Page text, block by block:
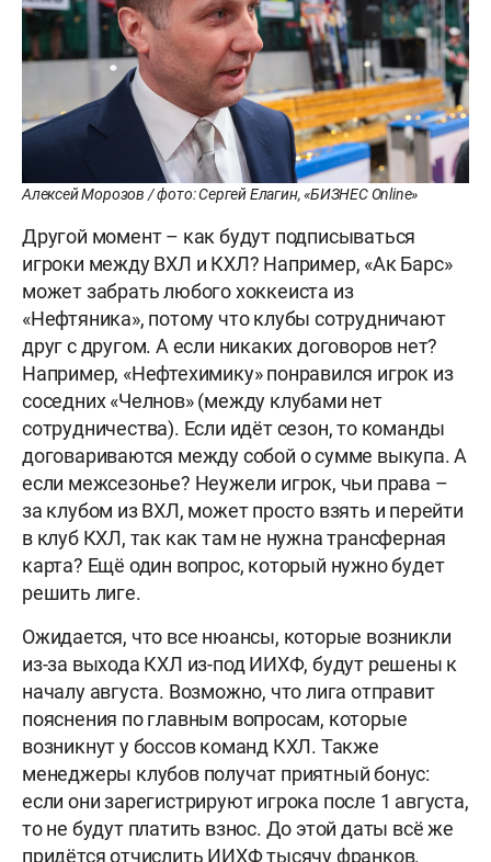
Алексей Морозов / фото: Сергей Елагин, «БИЗНЕС Online»
Другой момент – как будут подписываться
игроки между ВХЛ и КХЛ? Например, «Ак Барс»
может забрать любого хоккеиста из
«Нефтяника», потому что клубы сотрудничают
друг с другом. А если никаких договоров нет?
Например, «Нефтехимику» понравился игрок из
соседних «Челнов» (между клубами нет
сотрудничества). Если идёт сезон, то команды
договариваются между собой о сумме выкупа. А
если межсезонье? Неужели игрок, чьи права –
за клубом из ВХЛ, может просто взять и перейти
в клуб КХЛ, так как там не нужна трансферная
карта? Ещё один вопрос, который нужно будет
решить лиге.
Ожидается, что все нюансы, которые возникли
из-за выхода КХЛ из-под ИИХФ, будут решены к
началу августа. Возможно, что лига отправит
пояснения по главным вопросам, которые
возникнут у боссов команд КХЛ. Также
менеджеры клубов получат приятный бонус:
если они зарегистрируют игрока после 1 августа,
то не будут платить взнос. До этой даты всё же
придётся отчислить ИИХФ тысячу франков.